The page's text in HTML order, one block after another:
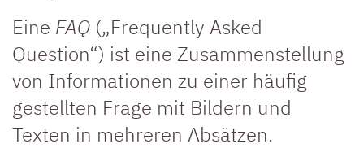
Eine FAQ („Frequently Asked
Question“) ist eine Zusammenstellung
von Informationen zu einer häufig
gestellten Frage mit Bildern und
Texten in mehreren Absätzen.